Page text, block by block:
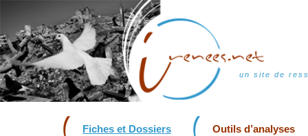
un site de
Fiches et Dossiers Outils d’analyses